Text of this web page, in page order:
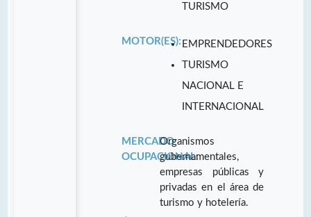
TURISMO
MOTOR(ES): EMPRENDEDORES
TURISMO
NACIONAL E
INTERNACIONAL
MERCADO
OCUPACIONAL:
Organismos
gubernamentales,
empresas públicas y
privadas en el área de
turismo y hotelería.